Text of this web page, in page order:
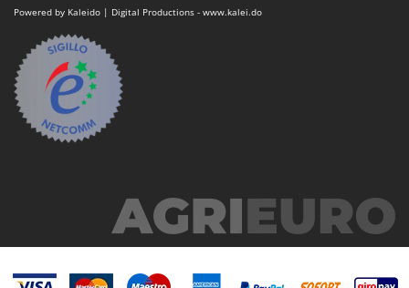
Powered by Kaleido | Digital Productions - www.kalei.do